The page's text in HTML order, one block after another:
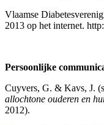
Vlaamse
2013 op het internet.
Persoonlijke
Cuyvers, G. & Kavs, J.
allochtone ouderen en
2012).